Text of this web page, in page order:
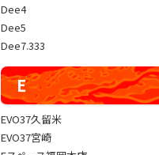
Dee4
Dee5
Dee7.333
E
EVO37久留米
EVO37宮崎